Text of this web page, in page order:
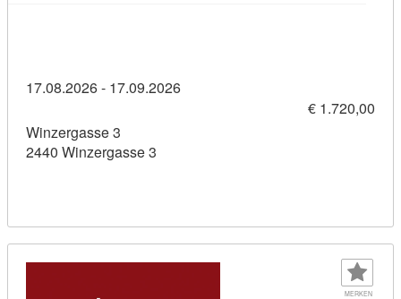
17.08.2026 - 17.09.2026
€ 1.720,00
Winzergasse 3
2440 Winzergasse 3
MERKEN